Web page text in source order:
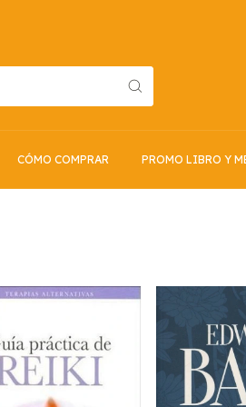
CÓMO COMPRAR PROMO LIBRO Y